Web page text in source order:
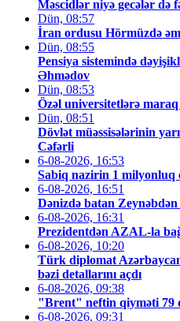
Məscidlər niyə gecələr də
Dün, 08:57
İran ordusu Hörmüzdə
Dün, 08:55
Pensiya sistemində
Əhmədov
Dün, 08:53
Özəl universitetlərə
Dün, 08:51
Dövlət müəssisələrinin
Cəfərli
6-08-2026, 16:53
Sabiq nazirin 1 milyonluq
6-08-2026, 16:51
Dənizdə batan
6-08-2026, 16:31
Prezidentdən AZAL-la
6-08-2026, 10:20
Türk diplomat
bəzi detallarını açdı
6-08-2026, 09:38
"Brent" neftin qiyməti 79
6-08-2026, 09:31